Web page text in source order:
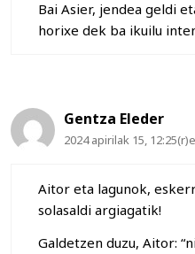
Bai Asier, jendea geldi
horixe dek ba ikuilu
Gentza Eleder
2024 apirilak 15,
Aitor eta lagunok,
solasaldi argiagatik!
Galdetzen duzu, Aitor: